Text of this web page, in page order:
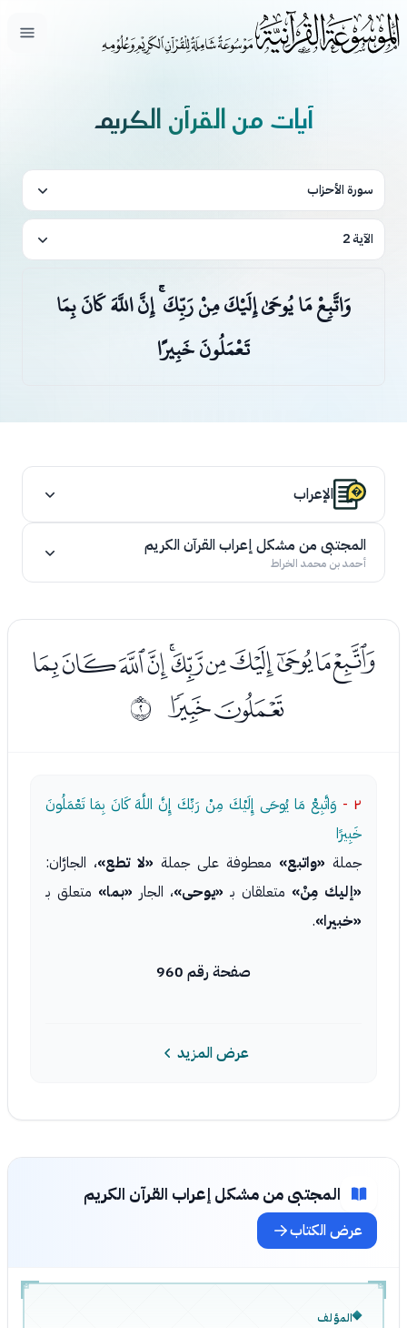
فتح
آيات من القرآن الكريم
سورة الأحزاب
الآية 2
وَاتَّبِعْ مَا يُوحَىٰ إِلَيْكَ مِنْ رَبِّكَ ۚ إِنَّ اللَّهَ كَانَ بِمَا
تَعْمَلُونَ خَبِيرًا
الإعراب
المجتبى من مشكل إعراب القرآن الكريم
أحمد بن محمد الخراط
ﭠﭡﭢﭣﭤﭥﭦﭧﭨﭩﭪ
ﭫﭬ ﰁ
٢ -
وَاتَّبِعْ مَا يُوحَى إِلَيْكَ مِنْ رَبِّكَ إِنَّ اللَّهَ كَانَ بِمَا تَعْمَلُونَ
خَبِيرًا
جملة «واتبع» معطوفة على جملة «لا تطع»، الجارَّان:
«إليك مِنْ» متعلقان بـ «يوحى»، الجار «بما» متعلق بـ
«خبيرا».
صفحة رقم 960
عرض المزيد
المجتبى من مشكل إعراب القرآن الكريم
عرض الكتاب
المؤلف